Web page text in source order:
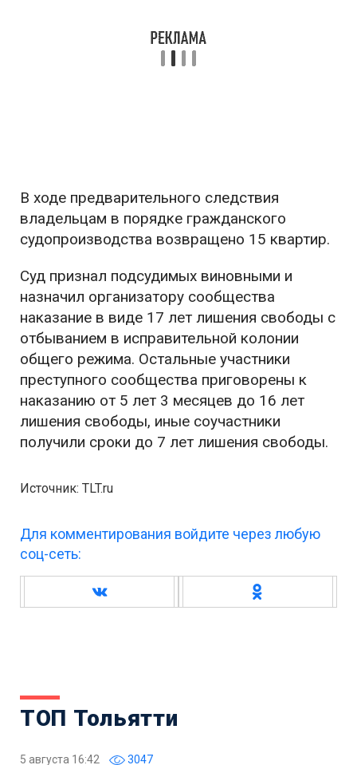
В ходе предварительного следствия
владельцам в порядке гражданского
судопроизводства возвращено 15 квартир.
Суд признал подсудимых виновными и
назначил организатору сообщества
наказание в виде 17 лет лишения свободы с
отбыванием в исправительной колонии
общего режима. Остальные участники
преступного сообщества приговорены к
наказанию от 5 лет 3 месяцев до 16 лет
лишения свободы, иные соучастники
получили сроки до 7 лет лишения свободы.
Источник: TLT.ru
Для комментирования войдите через любую
соц-сеть:
ТОП Тольятти
5 августа 16:42 3047